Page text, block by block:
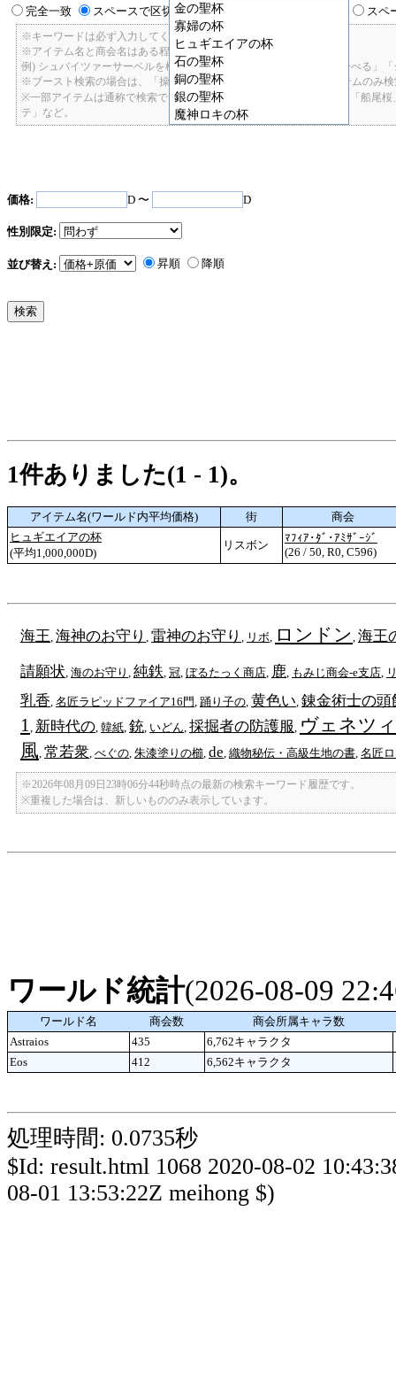
金の聖杯
寡婦の杯
ヒュギエイアの杯
石の聖杯
銅の聖杯
銀の聖杯
魔神ロキの杯
完全一致
スペースで区切ったキーワードのいずれかを含む スペ
※キーワードは必ず入力してください。
※アイテム名と商会名はある程度曖昧に検索できます。
例) シュバイツァーサーベルを検索したい場合: 「しゅばいつあーさーべる」
※ブースト検索の場合は、「操舵+2」で検索すると、操舵+2のアイテムのみ
※一部アイテムは通称で検索できます。「カテ1」「C1」「ロット1」「船尾
テ」など。
価格: D 〜 D
性別限定:
並び替え: 昇順 降順
1件ありました(1 - 1)。
アイテム名(ワールド内平均価格) 街
商会
ヒュギエイアの杯
(平均1,000,000D)
リスボン
ﾏﾌｨｱ･ﾀﾞ･ｱﾐｻﾞｰｼﾞ
(26 / 50, R0, C596)
海王 海神のお守り 雷神のお守り リボ ロンドン 海王
請願状 海のお守り 純鉄 冠 ぼるたっく商店 鹿 もみじ商会-e支店
乳香 名匠ラピッドファイア16門 踊り子の 黄色い 錬金術士の頭
1 新時代の 韓紙 銃 いどん 採掘者の防護服 ヴェネツ
風 常若衆 べぐの 朱漆塗りの櫛 de 織物秘伝・高級生地の書 名匠
※2026年08月09日23時06分44秒時点の最新の検索キーワード履歴です。
※重複した場合は、新しいもののみ表示しています。
ワールド統計(2026-08-09
ワールド名 商会数
商会所属キャラ数
Astraios
435 6,762キャラクタ
Eos
412 6,562キャラクタ
処理時間: 0.0735秒
$Id: result.html 1068 2020-08-02
08-01 13:53:22Z meihong $)